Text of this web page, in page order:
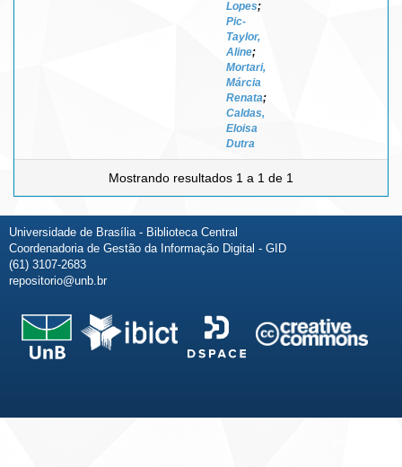
Lopes;
Pic-
Taylor,
Aline;
Mortari,
Márcia
Renata;
Caldas,
Eloisa
Dutra
Mostrando resultados 1 a 1 de 1
Universidade de Brasília - Biblioteca Central
Coordenadoria de Gestão da Informação Digital - GID
(61) 3107-2683
repositorio@unb.br